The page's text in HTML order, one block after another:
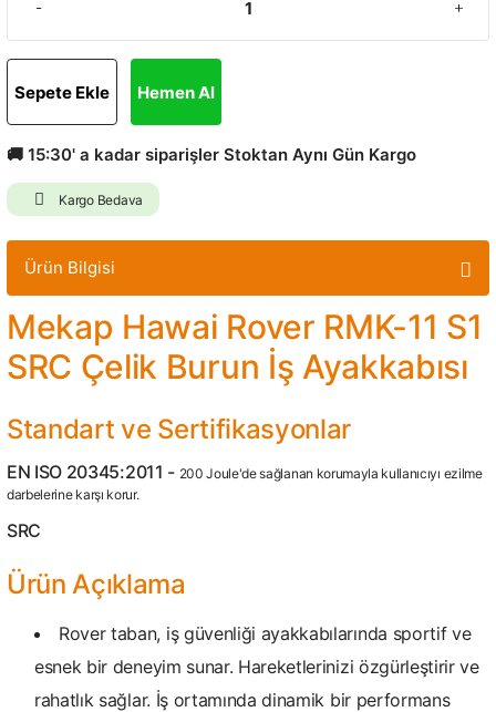
Sepete Ekle Hemen Al
🚚 15:30' a kadar siparişler Stoktan Aynı Gün Kargo
Kargo Bedava
Ürün Bilgisi
Mekap Hawai Rover RMK-11 S1
SRC Çelik Burun İş Ayakkabısı
Standart ve Sertifikasyonlar
EN ISO 20345:2011 - 200 Joule'de sağlanan korumayla kullanıcıyı ezilme
darbelerine karşı korur.
SRC
Ürün Açıklama
Rover taban, iş güvenliği ayakkabılarında sportif ve
esnek bir deneyim sunar. Hareketlerinizi özgürleştirir ve
rahatlık sağlar. İş ortamında dinamik bir performans